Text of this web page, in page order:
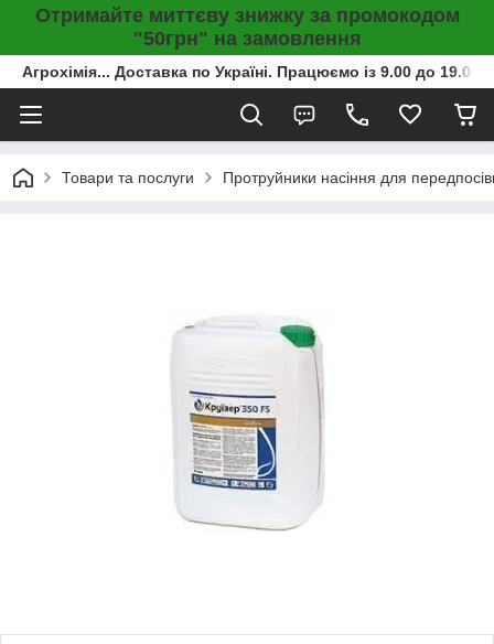
Отримайте миттєву знижку за промокодом
"50грн" на замовлення
Агрохімія... Доставка по Україні. Працюємо із 9.00 до
Товари та послуги Протруйники насіння для